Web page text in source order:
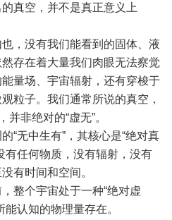
真空，并不是真正意义上
，没有我们能看到的固体、液
存在着大量我们肉眼无法察觉
量场、宇宙辐射，还有穿梭于
粒子。我们通常所说的真空，
并非绝对的“虚无”。
“无中生有”，其核心是“绝对真
任何物质，没有辐射，没有
有时间和空间。
整个宇宙处于一种“绝对虚
认知的物理量存在。